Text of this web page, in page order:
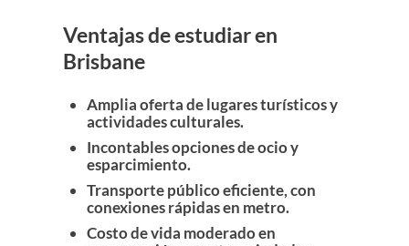
Ventajas de estudiar en
Brisbane
Amplia oferta de lugares turísticos y
actividades culturales.
Incontables opciones de ocio y
esparcimiento.
Transporte público eficiente, con
conexiones rápidas en metro.
Costo de vida moderado en